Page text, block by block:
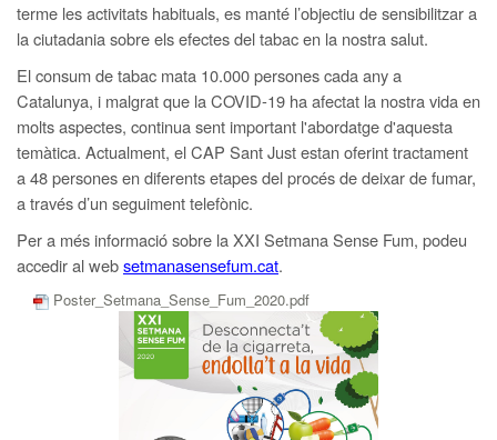
terme les activitats habituals, es manté l’objectiu de sensibilitzar a
la ciutadania sobre els efectes del tabac en la nostra salut.
El consum de tabac mata 10.000 persones cada any a
Catalunya, i malgrat que la COVID-19 ha afectat la nostra vida en
molts aspectes, continua sent important l'abordatge d'aquesta
temàtica. Actualment, el CAP Sant Just estan oferint tractament
a 48 persones en diferents etapes del procés de deixar de fumar,
a través d’un seguiment telefònic.
Per a més informació sobre la XXI Setmana Sense Fum, podeu
accedir al websetmanasensefum.cat.
Poster_Setmana_Sense_Fum_2020.pdf